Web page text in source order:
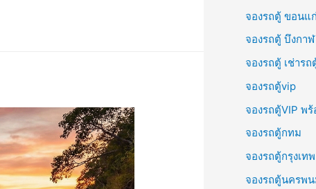
จองรถตู้ ขอนแ
จองรถตู้ บึงกาฬ
จองรถตู้ เช่าร
จองรถตู้vip
จองรถตู้VIP พ
จองรถตู้กทม
จองรถตู้กรุงเทพ
จองรถตู้นครพ